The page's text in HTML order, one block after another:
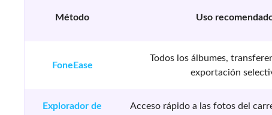
Método Uso
FoneEase
Todos los álbumes,
exportación
Explorador de
Acceso rápido a las fotos del